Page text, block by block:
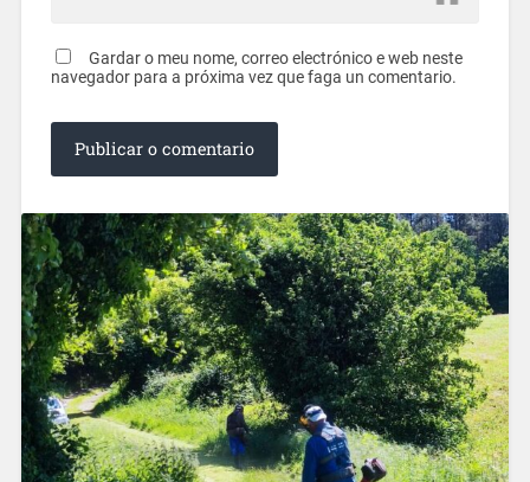
Gardar o meu nome, correo electrónico e web neste
navegador para a próxima vez que faga un comentario.